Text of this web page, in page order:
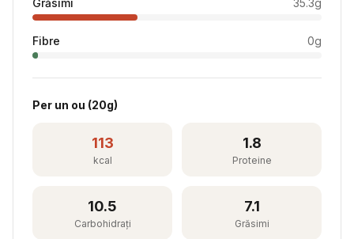
Grăsimi 35.3g
Fibre 0g
Per un ou (20g)
113
kcal
1.8
Proteine
10.5
Carbohidrați
7.1
Grăsimi